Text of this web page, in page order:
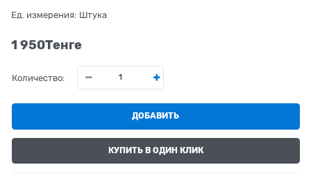
Ед. измерения: Штука
1 950Tенге
Количество:
ДОБАВИТЬ
КУПИТЬ В ОДИН КЛИК